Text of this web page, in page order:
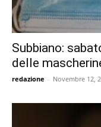
Subbiano:
delle
redazione - Novembre 12,